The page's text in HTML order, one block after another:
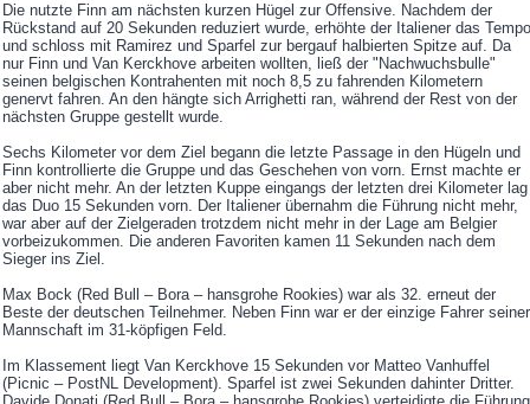
Die nutzte Finn am nächsten kurzen Hügel zur Offensive. Nachdem der
Rückstand auf 20 Sekunden reduziert wurde, erhöhte der Italiener das Tempo
und schloss mit Ramirez und Sparfel zur bergauf halbierten Spitze auf. Da
nur Finn und Van Kerckhove arbeiten wollten, ließ der "Nachwuchsbulle"
seinen belgischen Kontrahenten mit noch 8,5 zu fahrenden Kilometern
genervt fahren. An den hängte sich Arrighetti ran, während der Rest von der
nächsten Gruppe gestellt wurde.
Sechs Kilometer vor dem Ziel begann die letzte Passage in den Hügeln und
Finn kontrollierte die Gruppe und das Geschehen von vorn. Ernst machte er
aber nicht mehr. An der letzten Kuppe eingangs der letzten drei Kilometer lag
das Duo 15 Sekunden vorn. Der Italiener übernahm die Führung nicht mehr,
war aber auf der Zielgeraden trotzdem nicht mehr in der Lage am Belgier
vorbeizukommen. Die anderen Favoriten kamen 11 Sekunden nach dem
Sieger ins Ziel.
Max Bock (Red Bull – Bora – hansgrohe Rookies) war als 32. erneut der
Beste der deutschen Teilnehmer. Neben Finn war er der einzige Fahrer seiner
Mannschaft im 31-köpfigen Feld.
Im Klassement liegt Van Kerckhove 15 Sekunden vor Matteo Vanhuffel
(Picnic – PostNL Development). Sparfel ist zwei Sekunden dahinter Dritter.